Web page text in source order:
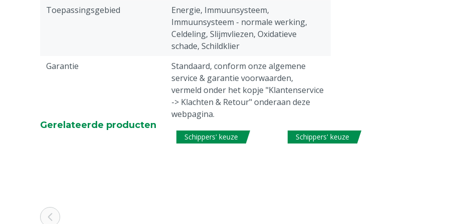
Toepassingsgebied
Energie, Immuunsysteem,
Immuunsysteem - normale werking,
Celdeling, Slijmvliezen, Oxidatieve
schade, Schildklier
Garantie
Standaard, conform onze algemene
service & garantie voorwaarden,
vermeld onder het kopje "Klantenservice
-> Klachten & Retour" onderaan deze
webpagina.
Varkens
Gerelateerde producten
Schippers' keuze Schippers' keuze